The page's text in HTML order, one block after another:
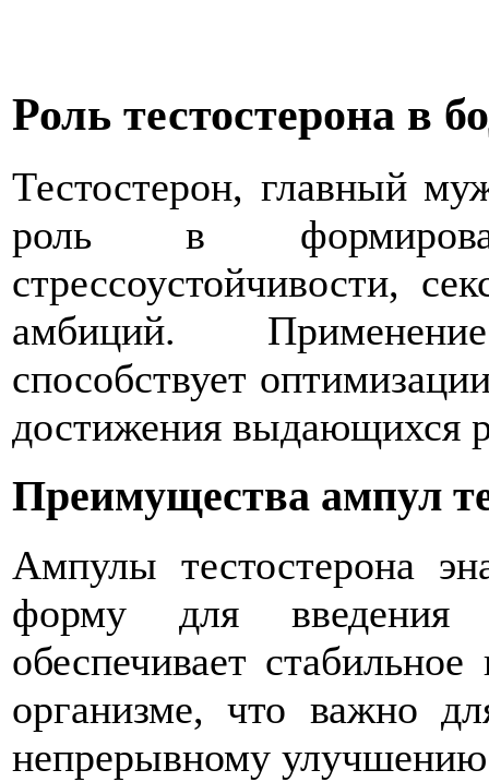
Роль тестостерона в
Тестостерон, главный
роль в
стрессоустойчивости,
амбиций.
способствует
достижения выдающихся
Преимущества ампул
Ампулы тестостерона
форму для введения
обеспечивает
организме, что важно
непрерывному